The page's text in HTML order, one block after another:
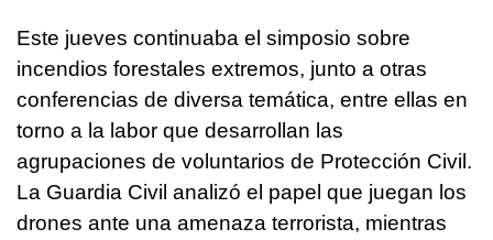
Este jueves continuaba el simposio sobre
incendios forestales extremos, junto a otras
conferencias de diversa temática, entre ellas en
torno a la labor que desarrollan las
agrupaciones de voluntarios de Protección Civil.
La Guardia Civil analizó el papel que juegan los
drones ante una amenaza terrorista, mientras